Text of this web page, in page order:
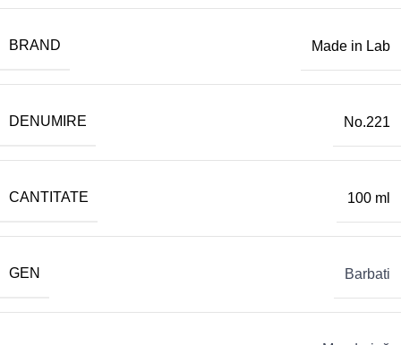
BRAND Made in Lab
DENUMIRE No.221
CANTITATE 100 ml
GEN Barbati